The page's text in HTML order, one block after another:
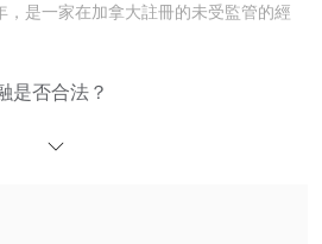
是一家在加拿大註冊的未受監管的經
是否合法？
超出資產管理許可證。
保護客戶的利益。